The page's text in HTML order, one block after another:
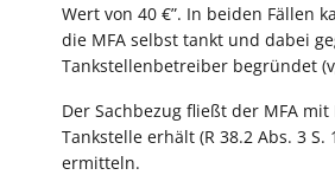
Wert von 40 €”. In beiden Fällen
die MFA selbst tankt und dabei
Tankstellenbetreiber begründet
Der Sachbezug fließt der MFA
Tankstelle erhält (R 38.2 Abs. 3
ermitteln.